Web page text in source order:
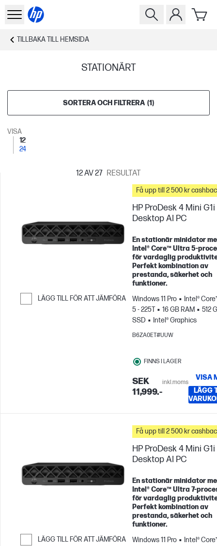
TILLBAKA TILL HEMSIDA
STATIONÄRT
SORTERA OCH FILTRERA (1)
VISA
12
24
12AV 27 RESULTAT
LÄGG TILL FÖR ATT JÄMFÖRA
Få upp till 2 500 kr
HP ProDesk 4 Mini G1i
Desktop AI PC
En stationär minidator
Intel® Core™ Ultra
för vardaglig
Perfekt kombination av
prestanda, säkerhet och
funktioner.
Windows 11 Pro
Intel®
5 - 225T
16 GB RAM
512
SSD
Intel® Graphics
B6ZA0ET#UUW
FINNS I LAGER
SEK
11,999.-
inkl.moms
VISA
LÄGG
LÄGG TILL FÖR ATT JÄMFÖRA
Få upp till 2 500 kr
HP ProDesk 4 Mini G1i
Desktop AI PC
En stationär minidator
Intel® Core™ Ultra
för vardaglig
Perfekt kombination av
prestanda, säkerhet och
funktioner.
Windows 11 Pro
Intel®